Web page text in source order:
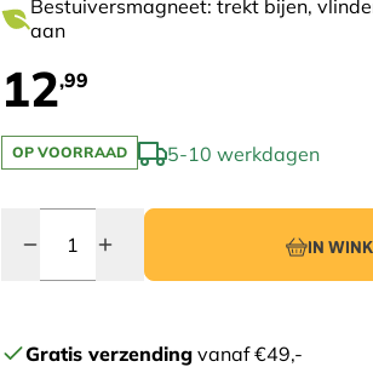
Bestuiversmagneet: trekt bijen,
aan
12,99
OP VOORRAAD 5-10 werkdagen
IN
Gratis verzending vanaf €49,-